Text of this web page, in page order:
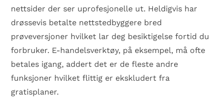
nettsider der ser uprofesjonelle ut. Heldigvis har
drøssevis betalte nettstedbyggere bred
prøveversjoner hvilket lar deg besiktigelse fortid du
forbruker. E-handelsverktøy, på eksempel, må ofte
betales igang, addert det er de fleste andre
funksjoner hvilket flittig er ekskludert fra
gratisplaner.